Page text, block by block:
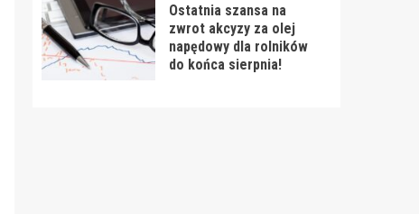
Ostatnia szansa na
zwrot akcyzy za olej
napędowy dla rolników
do końca sierpnia!